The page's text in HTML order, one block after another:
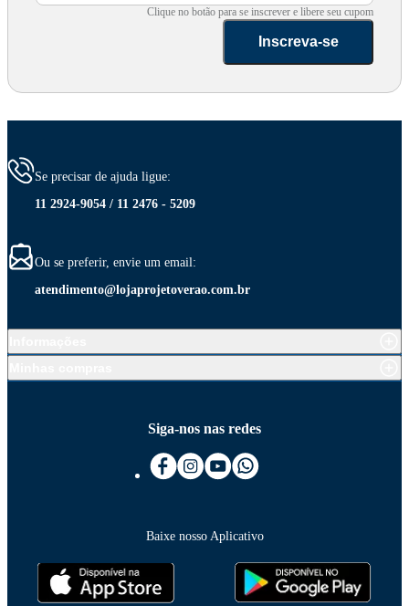
Clique no botão para se inscrever e libere seu cupom
Inscreva-se
Se precisar de ajuda ligue:
11 2924-9054 / 11 2476 - 5209
Ou se preferir, envie um email:
atendimento@lojaprojetoverao.com.br
Siga-nos nas redes
Baixe nosso Aplicativo